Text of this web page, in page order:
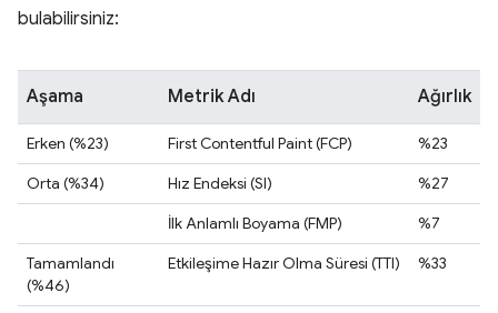
bulabilirsiniz:
Aşama Metrik Adı Ağırlık
Erken (%23) First Contentful Paint (FCP)
%23
Orta (%34)
Hız Endeksi (SI)
%27
İlk Anlamlı Boyama (FMP)
%7
Tamamlandı
(%46)
Etkileşime Hazır Olma Süresi (TTI) %33